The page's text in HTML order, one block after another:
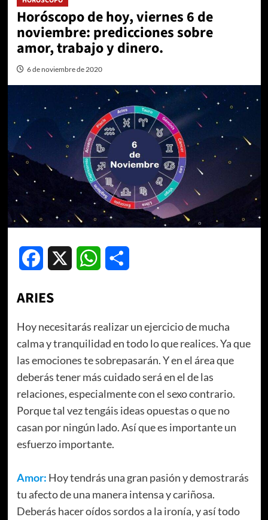
Horóscopo de hoy, viernes 6 de
noviembre: predicciones sobre
amor, trabajo y dinero.
6 de noviembre de 2020
Facebook WhatsApp
ARIES
Hoy necesitarás realizar un ejercicio de mucha
calma y tranquilidad en todo lo que realices. Ya que
las emociones te sobrepasarán. Y en el área que
deberás tener más cuidado será en el de las
relaciones, especialmente con el sexo contrario.
Porque tal vez tengáis ideas opuestas o que no
casan por ningún lado. Así que es importante un
esfuerzo importante.
Amor: Hoy tendrás una gran pasión y demostrarás
tu afecto de una manera intensa y cariñosa.
Deberás hacer oídos sordos a la ironía, y así todo